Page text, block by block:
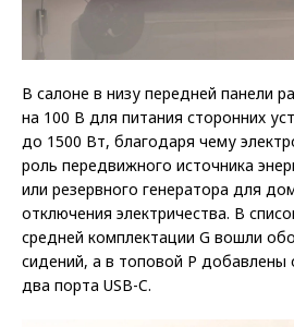
В салоне в низу передней панели
на 100 В для питания сторонних
до 1500 Вт, благодаря чему
роль передвижного источника
или резервного генератора для
отключения электричества. В
средней комплектации G вошли
сидений, а в топовой P добавлены
два порта USB-C.